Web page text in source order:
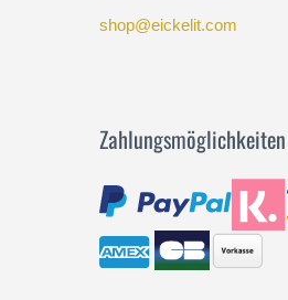
shop@eickelit.com
Zahlungsmöglichkeiten